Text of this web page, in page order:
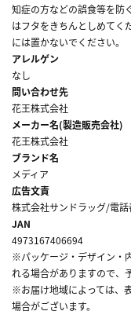
知症の方などの誤食等を防
はフタをきちんとしめて
には置かないでください。
アレルゲン
なし
問い合わせ先
花王株式会社
メーカー名(製造販売会社)
花王株式会社
ブランド名
メディア
広告文責
株式会社サンドラッグ/電
JAN
4973167406694
※パッケージ・デザイン・
れる場合がありますので、
※お届け地域によっては、
場合がございます。